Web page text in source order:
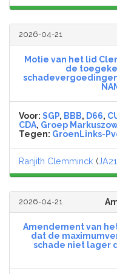
2026-04-21
Motie van het lid
de
Voor: SGP, BBB, D66,
CDA, Groep
Tegen: GroenLinks-
Ranjith Clemminck (JA21
2026-04-21
Amendement van
dat de
schade niet lager